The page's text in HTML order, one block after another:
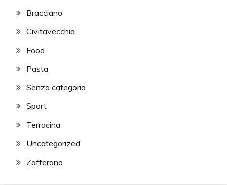
Bracciano
Civitavecchia
Food
Pasta
Senza categoria
Sport
Terracina
Uncategorized
Zafferano